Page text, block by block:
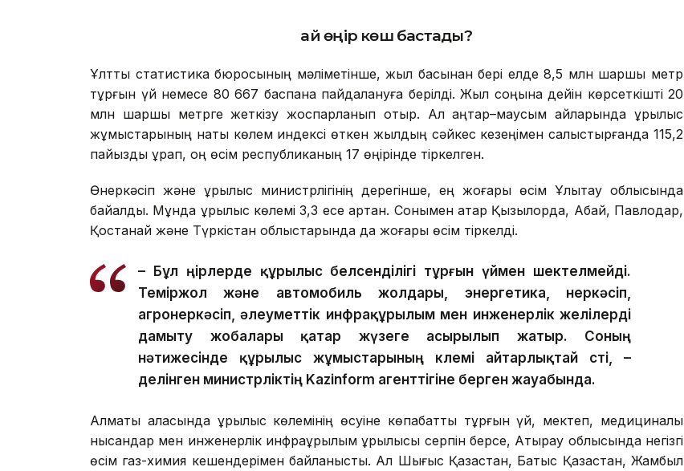
Қай өңір көш бастады?
Ұлттық статистика бюросының мәліметінше, жыл басынан бері елде 8,5 млн шаршы метр
тұрғын үй немесе 80 667 баспана пайдалануға берілді. Жыл соңына дейін көрсеткішті 20
млн шаршы метрге жеткізу жоспарланып отыр. Ал қаңтар–маусым айларында құрылыс
жұмыстарының нақты көлем индексі өткен жылдың сәйкес кезеңімен салыстырғанда 115,2
пайызды құрап, оң өсім республиканың 17 өңірінде тіркелген.
Өнеркәсіп және құрылыс министрлігінің дерегінше, ең жоғары өсім Ұлытау облысында
байқалды. Мұнда құрылыс көлемі 3,3 есе артқан. Сонымен қатар Қызылорда, Абай, Павлодар,
Қостанай және Түркістан облыстарында да жоғары өсім тіркелді.
– Бұл өңірлерде құрылыс белсенділігі тұрғын үймен шектелмейді.
Теміржол және автомобиль жолдары, энергетика, өнеркәсіп,
агроөнеркәсіп, әлеуметтік инфрақұрылым мен инженерлік желілерді
дамыту жобалары қатар жүзеге асырылып жатыр. Соның
нәтижесінде құрылыс жұмыстарының көлемі айтарлықтай өсті, –
делінген министрліктің Kazinform агенттігіне берген жауабында.
Алматы қаласында құрылыс көлемінің өсуіне көпқабатты тұрғын үй, мектеп, медициналық
нысандар мен инженерлік инфрақұрылым құрылысы серпін берсе, Атырау облысында негізгі
өсім газ-химия кешендерімен байланысты. Ал Шығыс Қазақстан, Батыс Қазақстан, Жамбыл